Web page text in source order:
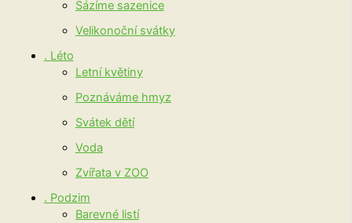
Sázíme sazenice
Velikonoční svátky
. Léto
Letní květiny
Poznáváme hmyz
Svátek dětí
Voda
Zvířata v ZOO
. Podzim
Barevné listí